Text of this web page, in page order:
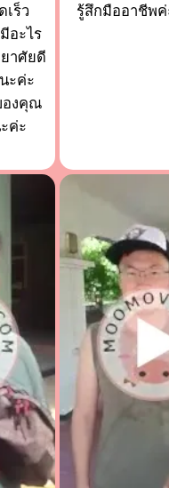
เร็ว
อะไร
าศัยดี
ะค่ะ
องคุณ
ค่ะ
รู้สึกมืออาชีพค่